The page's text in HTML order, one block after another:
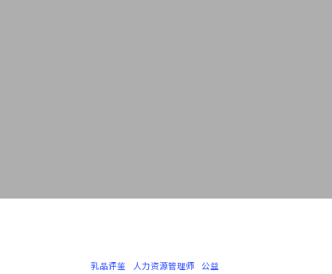
乳品评鉴 人力资源管理师 公益